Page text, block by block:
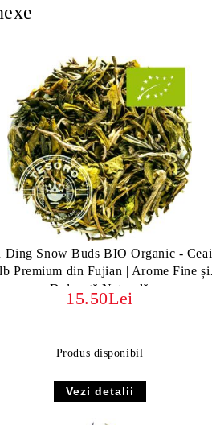
Ding Snow Buds BIO Organic - Ceai
Premium din Fujian | Arome Fine și
Dulceață Naturală
15.50Lei
Produs disponibil
Vezi detalii